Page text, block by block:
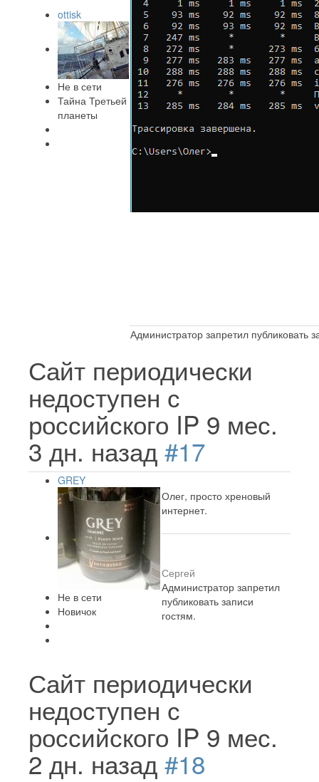
ottisk
Не в сети
Тайна Третьей
планеты
Администратор запретил публиковать
Сайт периодически
недоступен с
российского IP 9 мес.
3 дн. назад #17
GREY
Не в сети
Новичок
Олег, просто хреновый
интернет.
Сергей
Администратор запретил
публиковать записи
гостям.
Сайт периодически
недоступен с
российского IP 9 мес.
2 дн. назад #18